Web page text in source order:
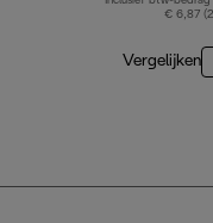
€ 6,87
Vergelijken